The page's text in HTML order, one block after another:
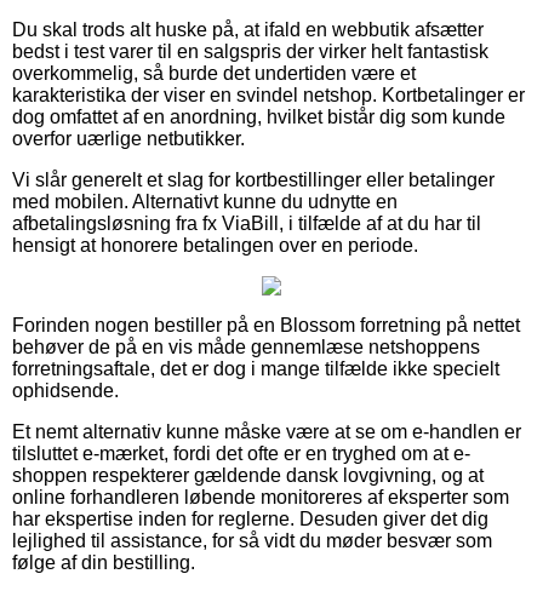
Du skal trods alt huske på, at ifald en webbutik afsætter
bedst i test varer til en salgspris der virker helt fantastisk
overkommelig, så burde det undertiden være et
karakteristika der viser en svindel netshop. Kortbetalinger er
dog omfattet af en anordning, hvilket bistår dig som kunde
overfor uærlige netbutikker.
Vi slår generelt et slag for kortbestillinger eller betalinger
med mobilen. Alternativt kunne du udnytte en
afbetalingsløsning fra fx ViaBill, i tilfælde af at du har til
hensigt at honorere betalingen over en periode.
Forinden nogen bestiller på en Blossom forretning på nettet
behøver de på en vis måde gennemlæse netshoppens
forretningsaftale, det er dog i mange tilfælde ikke specielt
ophidsende.
Et nemt alternativ kunne måske være at se om e-handlen er
tilsluttet e-mærket, fordi det ofte er en tryghed om at e-
shoppen respekterer gældende dansk lovgivning, og at
online forhandleren løbende monitoreres af eksperter som
har ekspertise inden for reglerne. Desuden giver det dig
lejlighed til assistance, for så vidt du møder besvær som
følge af din bestilling.